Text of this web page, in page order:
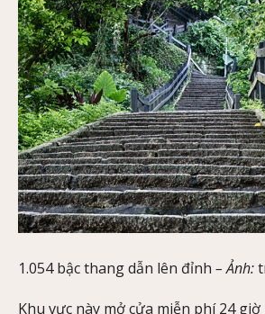
1.054 bậc thang dẫn lên đỉnh – Ảnh:
Khu vực này mở cửa miễn phí 24